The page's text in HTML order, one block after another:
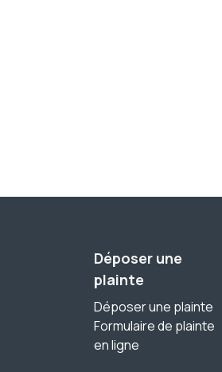
Déposer une
plainte
Déposer une plainte
Formulaire de plainte
en ligne